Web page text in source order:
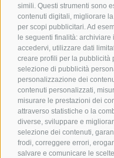
simili. Questi strumenti sono
contenuti digitali, migliorare
per scopi pubblicitari. Ad
le seguenti finalità:
accedervi, utilizzare dati
creare profili per la pubblicità
selezione di pubblicità
personalizzazione dei
contenuti personalizzati,
misurare le prestazioni dei
attraverso statistiche o la
diverse, sviluppare e
selezione dei contenuti,
frodi, correggere errori,
salvare e comunicare le
Contatto
Associazione Turistica
Terlano
P.zza Dott. Weiser 2
39018 Terlano BZ
Tel. 0471 257 165
info@terlan.info